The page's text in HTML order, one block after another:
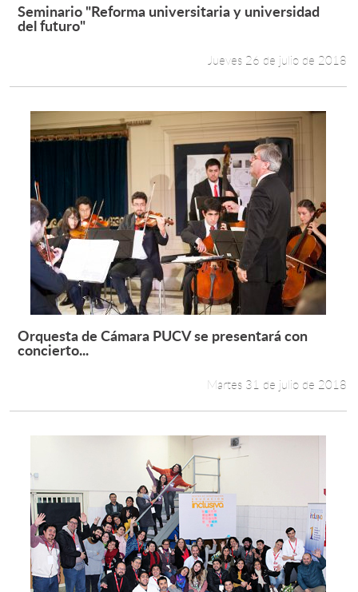
Leer más +
Seminario "Reforma universitaria y universidad
del futuro"
Jueves 26 de julio de 2018
Leer más +
Orquesta de Cámara PUCV se presentará con
concierto...
Martes 31 de julio de 2018